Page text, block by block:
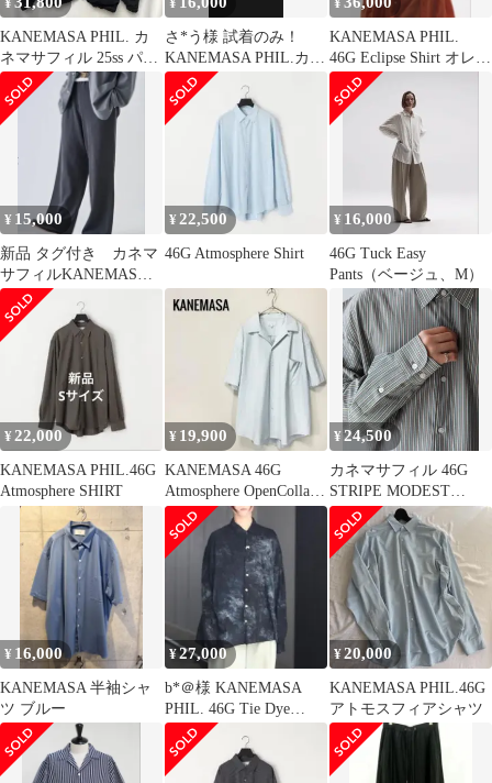
¥
KANEMASA PHIL. カ
ネマサフィル 25ss パテ
ッドブルゾン 黒L
¥
さ*う様 試着のみ！
KANEMASA PHIL.カネ
マサフィル46G EasyP
¥
KANEMASA PHIL.
46G Eclipse Shirt オレン
ジ S
¥ 15,000
新品 タグ付き カネマ
サフィルKANEMASA
PHIL 18G ワッフルパン
ツ
¥22,500
46G Atmosphere Shirt
¥ 16,000
46G Tuck Easy
Pants（ベージュ、M）
¥22,000
KANEMASA PHIL.46G
Atmosphere SHIRT
¥ 19,900
KANEMASA 46G
Atmosphere OpenCollar
Shirt
¥24,500
カネマサフィル 46G
STRIPE MODEST
SHIRT RAINBOW
¥ 16,000
KANEMASA 半袖シャ
ツ ブルー
¥27,000
b*＠様 KANEMASA
PHIL. 46G Tie Dye
Artisan
¥20,000
KANEMASA PHIL.46G
アトモスフィアシャツ